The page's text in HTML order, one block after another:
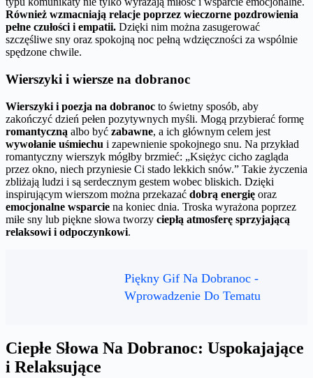
Również wzmacniają relacje poprzez wieczorne pozdrowienia
pełne czułości i empatii. Dzięki nim można zasugerować
szczęśliwe sny oraz spokojną noc pełną wdzięczności za wspólnie
spędzone chwile.
Wierszyki i wiersze na dobranoc
Wierszyki i poezja na dobranoc to świetny sposób, aby
zakończyć dzień pełen pozytywnych myśli. Mogą przybierać formę
romantyczną albo być zabawne, a ich głównym celem jest
wywołanie uśmiechu i zapewnienie spokojnego snu. Na przykład
romantyczny wierszyk mógłby brzmieć: „Księżyc cicho zagląda
przez okno, niech przyniesie Ci stado lekkich snów.” Takie życzenia
zbliżają ludzi i są serdecznym gestem wobec bliskich. Dzięki
inspirującym wierszom można przekazać dobrą energię oraz
emocjonalne wsparcie na koniec dnia. Troska wyrażona poprzez
miłe sny lub piękne słowa tworzy ciepłą atmosferę sprzyjającą
relaksowi i odpoczynkowi.
Piękny Gif Na Dobranoc -
Wprowadzenie Do Tematu
Ciepłe Słowa Na Dobranoc: Uspokajające
i Relaksujące